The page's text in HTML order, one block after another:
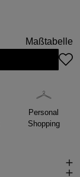
Maßtabelle
Personal
Shopping